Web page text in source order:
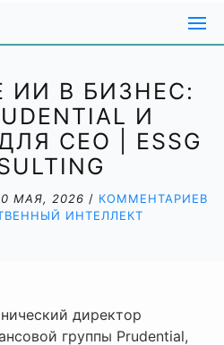
ИИ В БИЗНЕС:
И
CEO | ESSG
МАЯ, 2026 / КОММЕНТАРИЕВ
ИНТЕЛЛЕКТ
директор
группы Prudential,